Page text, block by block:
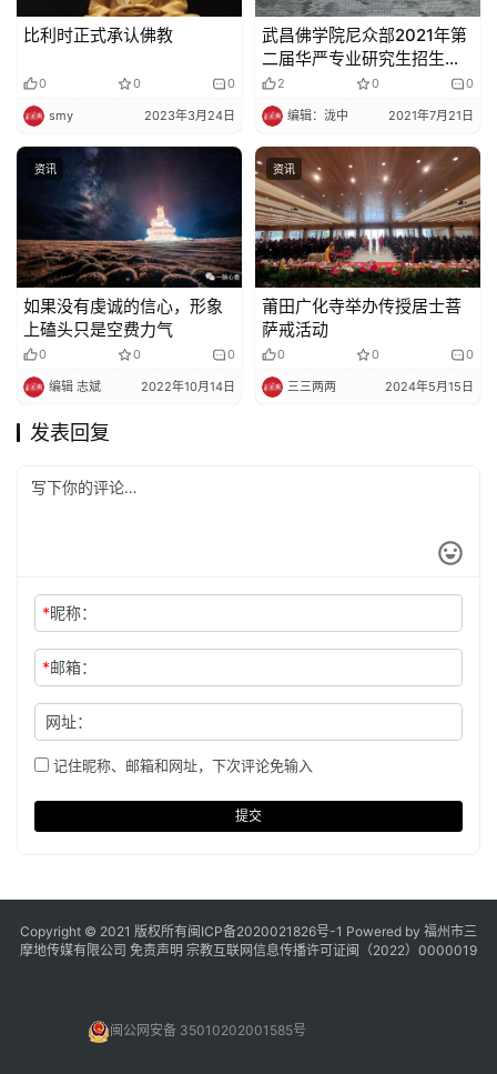
比利时正式承认佛教
0 0 0
smy 2023年3月24日
武昌佛学院尼众部2021年第
二届华严专业研究生招生简
章2 0 0
编辑：泷中 2021年7月21日
资讯
如果没有虔诚的信心，形象
上磕头只是空费力气
0 0 0
编辑 志斌 2022年10月14日
资讯
莆田广化寺举办传授居士菩
萨戒活动
0 0 0
三三两两 2024年5月15日
发表回复
*昵称：
*邮箱：
网址：
记住昵称、邮箱和网址，下次评论免输入
提交
Copyright © 2021 版权所有闽ICP备2020021826号-1 Powered by 福州市三
摩地传媒有限公司 免责声明 宗教互联网信息传播许可证闽（2022）0000019
闽公网安备 35010202001585号